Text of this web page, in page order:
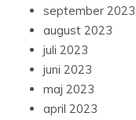
september 2023
august 2023
juli 2023
juni 2023
maj 2023
april 2023